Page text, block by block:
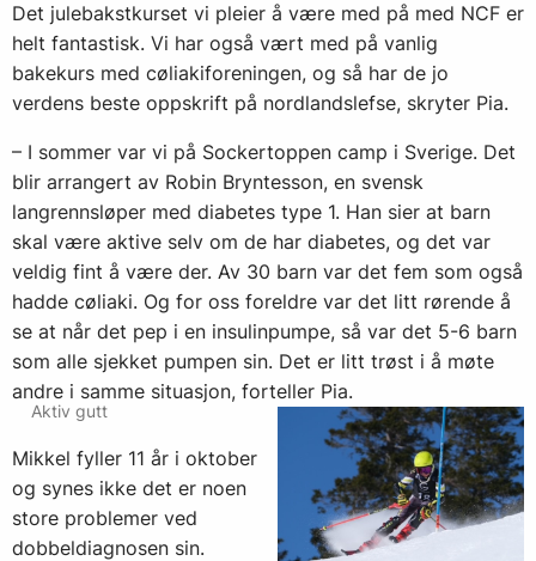
Det julebakstkurset vi pleier å være med på med NCF er
helt fantastisk. Vi har også vært med på vanlig
bakekurs med cøliakiforeningen, og så har de jo
verdens beste oppskrift på nordlandslefse, skryter Pia.
– I sommer var vi på Sockertoppen camp i Sverige. Det
blir arrangert av Robin Bryntesson, en svensk
langrennsløper med diabetes type 1. Han sier at barn
skal være aktive selv om de har diabetes, og det var
veldig fint å være der. Av 30 barn var det fem som også
hadde cøliaki. Og for oss foreldre var det litt rørende å
se at når det pep i en insulinpumpe, så var det 5-6 barn
som alle sjekket pumpen sin. Det er litt trøst i å møte
andre i samme situasjon, forteller Pia.
Aktiv gutt
Mikkel fyller 11 år i oktober
og synes ikke det er noen
store problemer ved
dobbeldiagnosen sin.